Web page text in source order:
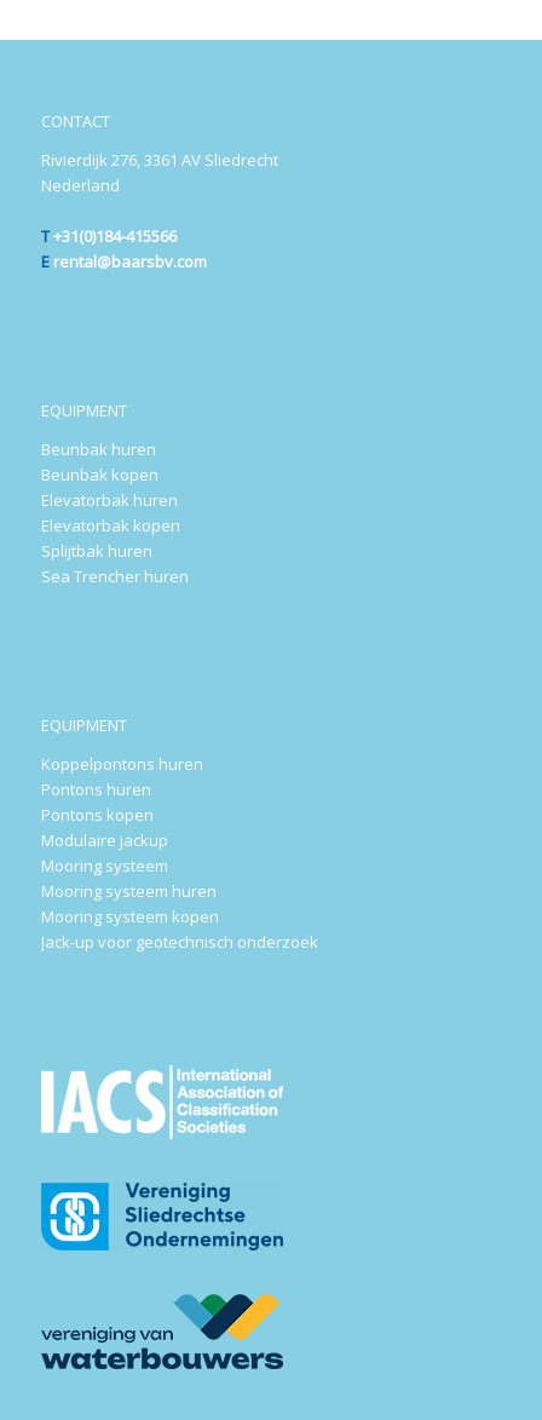
CONTACT
Rivierdijk 276, 3361 AV Sliedrecht
Nederland
T+31(0)184-415566
E rental@baarsbv.com
EQUIPMENT
Beunbak huren
Beunbak kopen
Elevatorbak huren
Elevatorbak kopen
Splijtbak huren
Sea Trencher huren
EQUIPMENT
Koppelpontons huren
Pontons huren
Pontons kopen
Modulaire jackup
Mooring systeem
Mooring systeem huren
Mooring systeem kopen
Jack-up voor geotechnisch onderzoek